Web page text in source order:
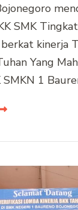
SMK
kinerja
Yang
1